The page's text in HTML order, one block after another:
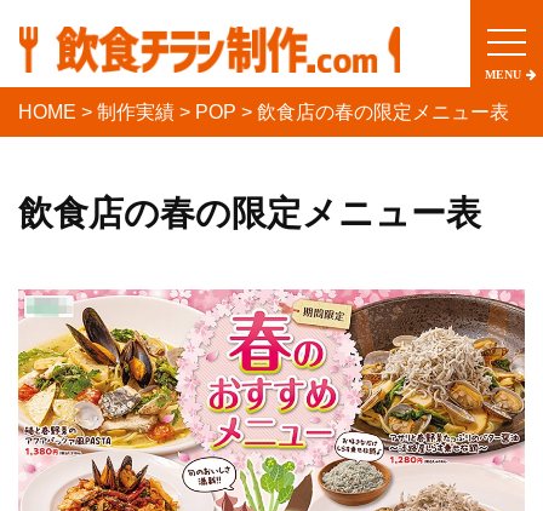
MENU
HOME > 制作実績 > POP > 飲食店の春の限定メニュー表
飲食店の春の限定メニュー表